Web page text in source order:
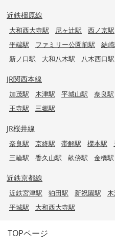
近鉄橿原線
大和西大寺駅 尼ヶ辻駅 西ノ京駅
平端駅
ファミリー公園前駅 結
新ノ口駅
大和八木駅 八木西口駅
JR関西本線
加茂駅 木津駅 平城山駅 奈良駅
王寺駅
三郷駅
JR桜井線
奈良駅 京終駅 帯解駅 櫟本駅
三輪駅
香久山駅 畝傍駅 金橋駅
近鉄京都線
近鉄宮津駅 狛田駅 新祝園駅
平城駅
大和西大寺駅
TOPページ